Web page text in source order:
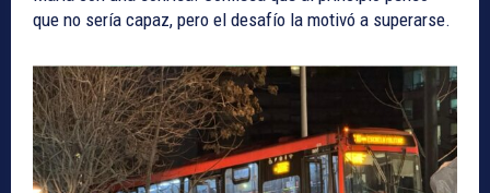
que no sería capaz, pero el desafío la motivó a superarse.